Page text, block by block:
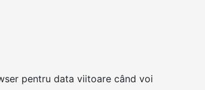
pentru data viitoare când voi